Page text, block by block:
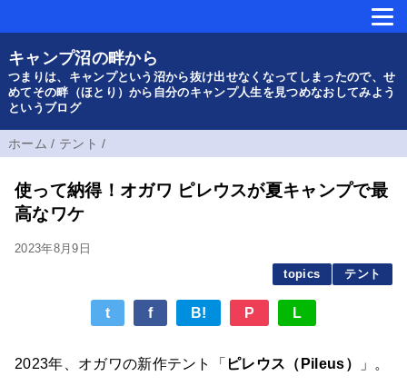
キャンプ沼の畔から
つまりは、キャンプという沼から抜け出せなくなってしまったので、せ
めてその畔（ほとり）から自分のキャンプ人生を見つめなおしてみよう
というブログ
ホーム / テント /
使って納得！オガワ ピレウスが夏キャンプで最
高なワケ
2023年8月9日
topics
テント
t f B! P L
2023年、オガワの新作テント「 ピレウス（Pileus） 」。